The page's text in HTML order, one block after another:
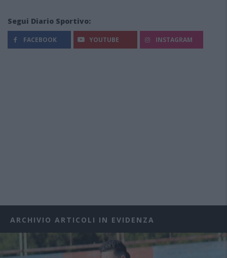
Segui Diario Sportivo:
FACEBOOK YOUTUBE INSTAGRAM
ARCHIVIO ARTICOLI IN EVIDENZA